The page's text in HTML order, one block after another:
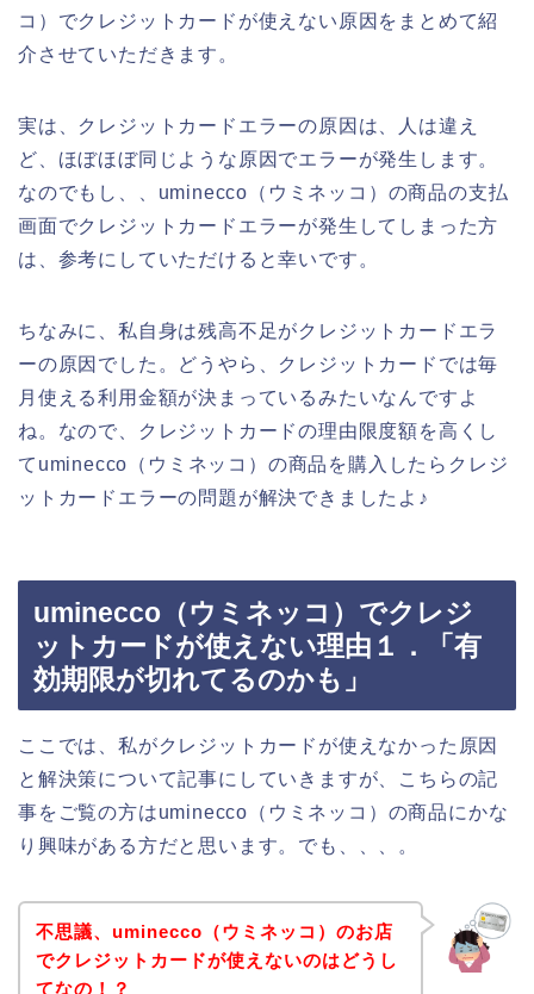
コ）でクレジットカードが使えない原因をまとめて紹
介させていただきます。
実は、クレジットカードエラーの原因は、人は違え
ど、ほぼほぼ同じような原因でエラーが発生します。
なのでもし、、uminecco（ウミネッコ）の商品の支払
画面でクレジットカードエラーが発生してしまった方
は、参考にしていただけると幸いです。
ちなみに、私自身は残高不足がクレジットカードエラ
ーの原因でした。どうやら、クレジットカードでは毎
月使える利用金額が決まっているみたいなんですよ
ね。なので、クレジットカードの理由限度額を高くし
てuminecco（ウミネッコ）の商品を購入したらクレジ
ットカードエラーの問題が解決できましたよ♪
uminecco（ウミネッコ）でクレジ
ットカードが使えない理由１．「有
効期限が切れてるのかも」
ここでは、私がクレジットカードが使えなかった原因
と解決策について記事にしていきますが、こちらの記
事をご覧の方はuminecco（ウミネッコ）の商品にかな
り興味がある方だと思います。でも、、、。
不思議、uminecco（ウミネッコ）のお店
でクレジットカードが使えないのはどうし
てなの！？